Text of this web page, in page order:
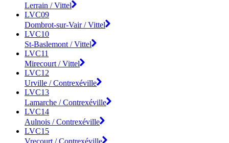
Lerrain / Vittel
LVC09
Dombrot-sur-Vair / Vittel
LVC10
St-Baslemont / Vittel
LVC11
Mirecourt / Vittel
LVC12
Urville / Contrexéville
LVC13
Lamarche / Contrexéville
LVC14
Aulnois / Contrexéville
LVC15
Vrecourt / Contrexéville